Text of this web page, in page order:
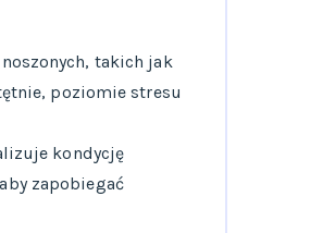
takich jak
poziomie stresu
kondycję
zapobiegać